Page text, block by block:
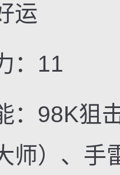
运
11
98K狙击
师）、手